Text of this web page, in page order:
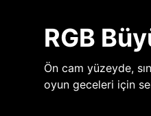
RGB
Ön cam yüzeyde,
oyun geceleri için